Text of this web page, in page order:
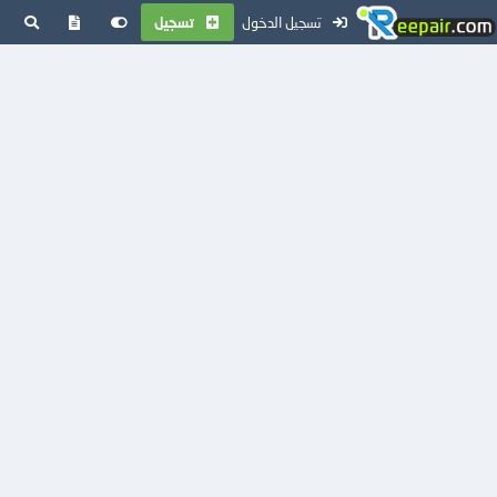
تسجيل الدخول تسجيل